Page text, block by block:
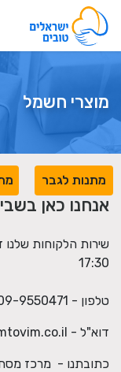
מוצרי חשמל
מתנות לגבר
אנחנו כאן
17:30
טלפון - 09-9550471
דוא"ל -
כתובתנו - מרכז